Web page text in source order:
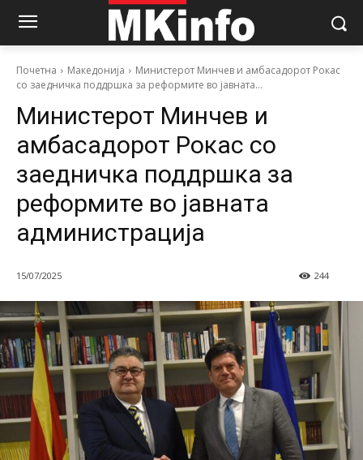
Почетна Македонија
Министерот Минчев и амбасадорот Рокас
со заедничка поддршка за реформите во јавната...
Министерот Минчев и
амбасадорот Рокас со
заедничка поддршка за
реформите во јавната
администрација
15/07/2025 244